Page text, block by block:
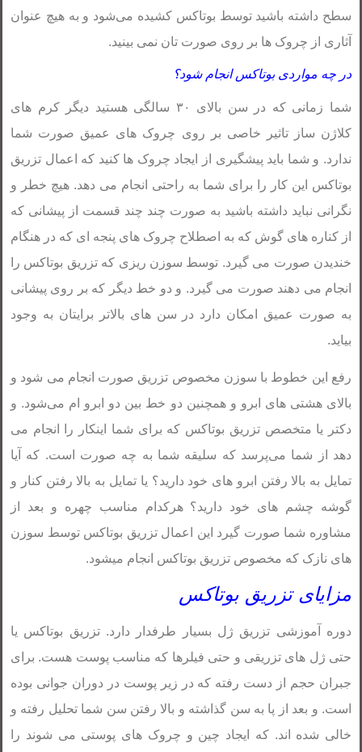
سطح داشته باشید توسط بوتاکس کشیده می‌شود و به هیچ عنوان
آثاری از چروک ها بر روی صورت تان نمی بینید.
در چه مواردی بوتاکس انجام شود؟
شما زمانی که در سن بالای ۳۰ سالگی هستید دیگر کرم های
کلاژن ساز تاثیر خاصی بر روی چروک های عمیق صورت شما
ندارد. و شما باید پیشگیری از ایجاد چروک ها کنید که اعمال تزریق
بوتاکس این کار را برای شما به راحتی انجام می دهد. هیچ خطر و
نگرانی نباید داشته باشید به صورت چند چند قسمت از پیشانی که
از کناره های گوش که به اصطلاح چروک های پنجه ای که در هنگام
خندیدن صورت می گیرد. توسط سوزن ریزی که تزریق بوتاکس را
انجام می دهند صورت می گیرد. و دو خط دیگر که بر روی پیشانی
به صورت عمیق امکان دارد در سن های بالاتر برایتان به وجود
بیاید.
رفع این خطوط با سوزن مخصوص تزریق صورت انجام می شود و
بالای هشتی های ابرو و همچنین دو خط بین دو ابرو ام می‌شود. و
دکتر یا متخصص تزریق بوتاکس که برای شما اینکار را انجام می
دهد از شما می‌پرسد که سلیقه شما به چه صورت است. که آیا
تمایل به بالا رفتن ابرو های خود دارید؟ یا تمایل به بالا رفتن کنار و
گوشه چشم های خود دارید؟ هرکدام مناسب چهره و بعد از
مشاوره شما صورت گیرد این اعمال تزریق بوتاکس توسط سوزن
های نازک که مخصوص تزریق بوتاکس انجام میشود.
مزایای تزریق بوتاکس
دوره آموزشی تزریق ژل بسیار طرفدار دارد. تزریق بوتاکس یا
حتی ژل های تزریقی و حتی فیلرها که مناسب پوست هست. برای
جبران حجم از دست رفته که در زیر پوست در دوران جوانی بوده
است. و بعد از پا به سن گذاشته و بالا رفتن سن شما تحلیل رفته و
خالی شده اند. که ایجاد چین و چروک های پوستی می شوند را